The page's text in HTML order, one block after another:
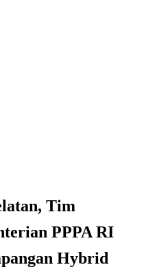
Tim
PPPA RI
Hybrid